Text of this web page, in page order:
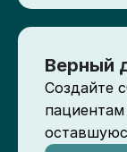
Верный
Создайте